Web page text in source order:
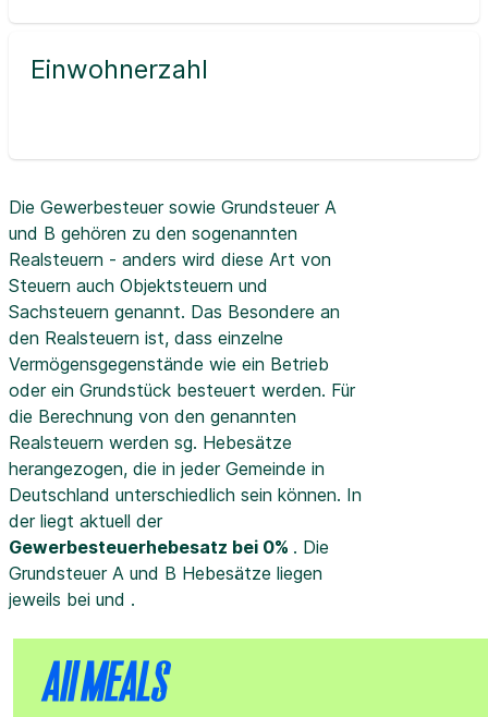
Einwohnerzahl
Die Gewerbesteuer sowie Grundsteuer A
und B gehören zu den sogenannten
Realsteuern - anders wird diese Art von
Steuern auch Objektsteuern und
Sachsteuern genannt. Das Besondere an
den Realsteuern ist, dass einzelne
Vermögensgegenstände wie ein Betrieb
oder ein Grundstück besteuert werden. Für
die Berechnung von den genannten
Realsteuern werden sg. Hebesätze
herangezogen, die in jeder Gemeinde in
Deutschland unterschiedlich sein können. In
der liegt aktuell der
Gewerbesteuerhebesatz bei 0% . Die
Grundsteuer A und B Hebesätze liegen
jeweils bei und .